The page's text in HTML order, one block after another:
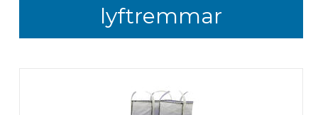
lyftremmar